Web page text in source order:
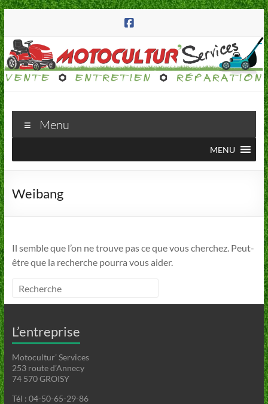
Aller
au
contenu
Motocultur'Services
223
Groisy
Menu
MENU
Weibang
Il semble que l’on ne trouve pas ce que vous cherchez. Peut-
être que la recherche pourra vous aider.
L’entreprise
Motocultur’ Services
253 route d’Annecy
74 570 GROISY
Tél : 04-50-65-29-86